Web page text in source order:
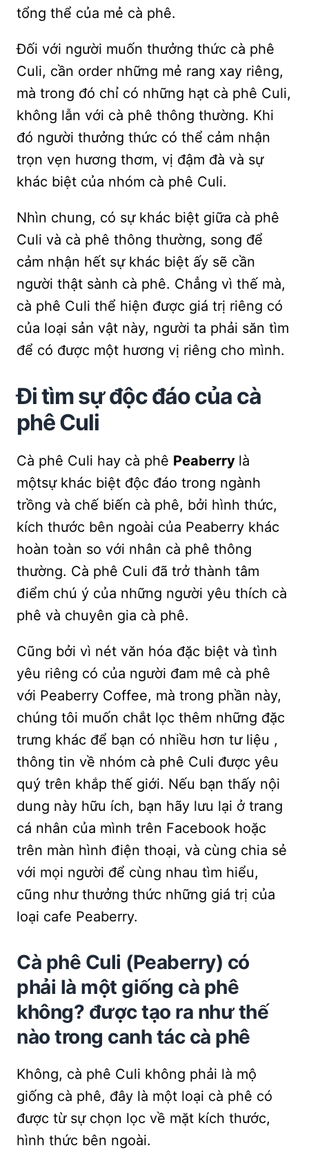
tổng thể của mẻ cà phê.
Đối với người muốn thưởng thức cà phê
Culi, cần order những mẻ rang xay riêng,
mà trong đó chỉ có những hạt cà phê Culi,
không lẫn với cà phê thông thường. Khi
đó người thưởng thức có thể cảm nhận
trọn vẹn hương thơm, vị đậm đà và sự
khác biệt của nhóm cà phê Culi.
Nhìn chung, có sự khác biệt giữa cà phê
Culi và cà phê thông thường, song để
cảm nhận hết sự khác biệt ấy sẽ cần
người thật sành cà phê. Chẳng vì thế mà,
cà phê Culi thể hiện được giá trị riêng có
của loại sản vật này, người ta phải săn tìm
để có được một hương vị riêng cho mình.
Đi tìm sự độc đáo của cà
phê Culi
Cà phê Culi hay cà phê Peaberry là
mộtsự khác biệt độc đáo trong ngành
trồng và chế biến cà phê, bởi hình thức,
kích thước bên ngoài của Peaberry khác
hoàn toàn so với nhân cà phê thông
thường. Cà phê Culi đã trở thành tâm
điểm chú ý của những người yêu thích cà
phê và chuyên gia cà phê.
Cũng bởi vì nét văn hóa đặc biệt và tình
yêu riêng có của người đam mê cà phê
với Peaberry Coffee, mà trong phần này,
chúng tôi muốn chắt lọc thêm những đặc
trưng khác để bạn có nhiều hơn tư liệu ,
thông tin về nhóm cà phê Culi được yêu
quý trên khắp thế giới. Nếu bạn thấy nội
dung này hữu ích, bạn hãy lưu lại ở trang
cá nhân của mình trên Facebook hoặc
trên màn hình điện thoại, và cùng chia sẻ
với mọi người để cùng nhau tìm hiểu,
cũng như thưởng thức những giá trị của
loại cafe Peaberry.
Cà phê Culi (Peaberry) có
phải là một giống cà phê
không? được tạo ra như thế
nào trong canh tác cà phê
Không, cà phê Culi không phải là mộ
giống cà phê, đây là một loại cà phê có
được từ sự chọn lọc về mặt kích thước,
hình thức bên ngoài.